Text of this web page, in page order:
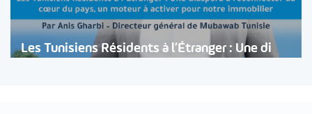
Les Tunisiens Résidents à l’Étranger : Une di